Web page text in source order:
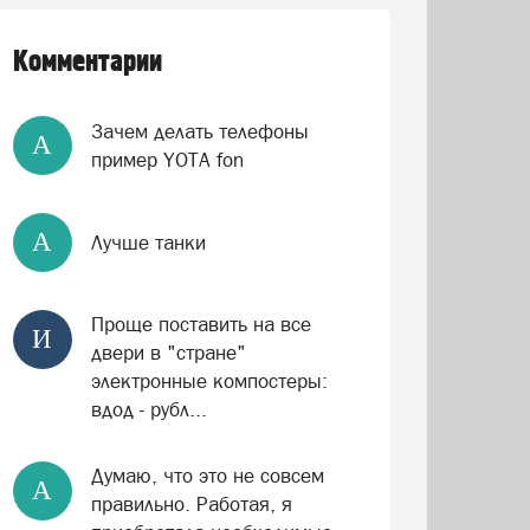
Комментарии
А
Зачем делать телефоны
пример YOTA fon
А Лучше танки
И
Проще поставить на все
двери в "стране"
электронные компостеры:
вдод - рубл...
А
Думаю, что это не совсем
правильно. Работая, я